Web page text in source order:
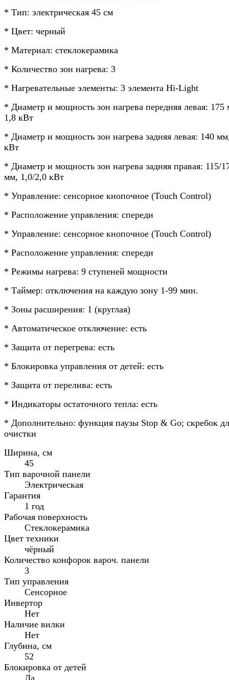
* Тип: электрическая 45 см
* Цвет: черный
* Материал: стеклокерамика
* Количество зон нагрева: 3
* Нагревательные элементы: 3 элемента Hi-Light
* Диаметр и мощность зон нагрева передняя левая: 175
1,8 кВт
* Диаметр и мощность зон нагрева задняя левая: 140
кВт
* Диаметр и мощность зон нагрева задняя правая: 115/
мм, 1,0/2,0 кВт
* Управление: сенсорное кнопочное (Touch Control)
* Расположение управления: спереди
* Управление: сенсорное кнопочное (Touch Control)
* Расположение управления: спереди
* Режимы нагрева: 9 ступеней мощности
* Таймер: отключения на каждую зону 1-99 мин.
* Зоны расширения: 1 (круглая)
* Автоматическое отключение: есть
* Защита от перегрева: есть
* Блокировка управления от детей: есть
* Защита от перелива: есть
* Индикаторы остаточного тепла: есть
* Дополнительно: функция паузы Stop & Go; скребок
очистки
Ширина, см
45
Тип варочной панели
Электрическая
Гарантия
1 год
Рабочая поверхность
Стеклокерамика
Цвет техники
чёрный
Количество конфорок вароч. панели
3
Тип управления
Сенсорное
Инвертор
Нет
Наличие вилки
Нет
Глубина, см
52
Блокировка от детей
Да